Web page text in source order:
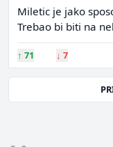
Miletic je jako
Trebao bi biti na
↑ 71 ↓ 7